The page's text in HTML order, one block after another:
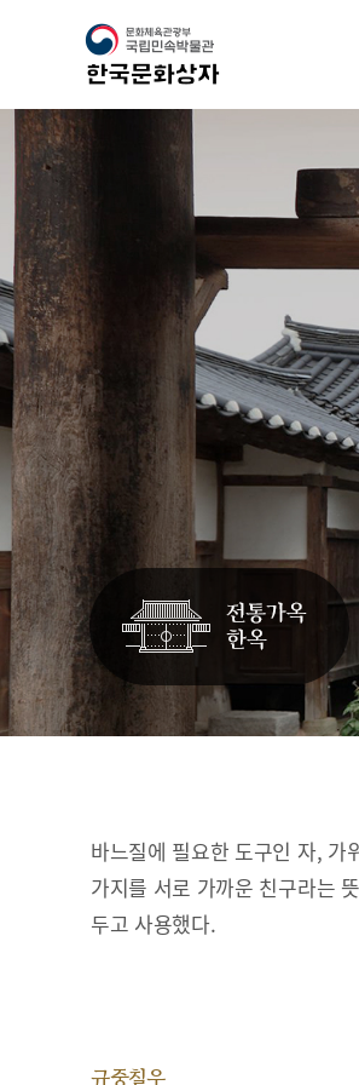
바느질에 필요한 도구인 자,
가지를 서로 가까운 친구라는
두고 사용했다.
규중칠우